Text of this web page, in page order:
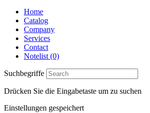
Home
Catalog
Company
Services
Contact
Notelist (0)
Suchbegriffe
Drücken Sie die Eingabetaste um zu suchen
Einstellungen gespeichert